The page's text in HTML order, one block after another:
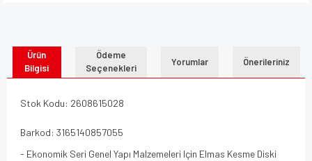
Ürün
Bilgisi
Ödeme
Seçenekleri
Yorumlar Önerileriniz
Stok Kodu: 2608615028
Barkod: 3165140857055
- Ekonomik Seri Genel Yapı Malzemeleri Için Elmas Kesme Diski